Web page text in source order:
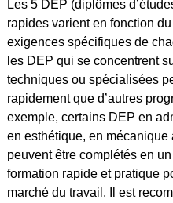
Les 5 DEP (diplômes
rapides varient en fonction
exigences spécifiques de
les DEP qui se concentrent
techniques ou spécialisées
rapidement que d’autres
exemple, certains DEP en
en esthétique, en
peuvent être complétés en
formation rapide et pratique
marché du travail. Il est